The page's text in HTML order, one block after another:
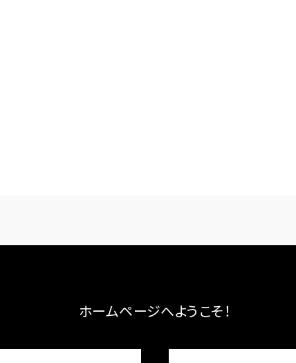
ホームページへようこそ！